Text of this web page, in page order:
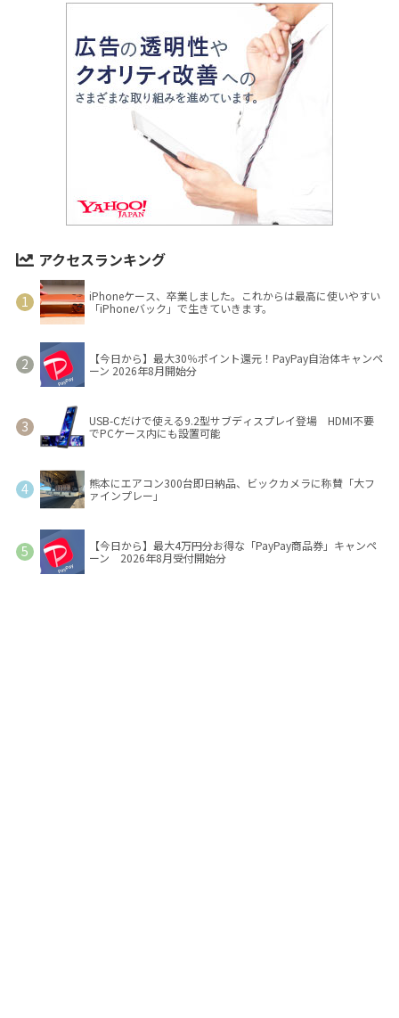
アクセスランキング
iPhoneケース、卒業しました。これからは最高に使いやすい
「iPhoneバック」で生きていきます。
【今日から】最大30％ポイント還元！PayPay自治体キャンペ
ーン 2026年8月開始分
USB-Cだけで使える9.2型サブディスプレイ登場 HDMI不要
でPCケース内にも設置可能
熊本にエアコン300台即日納品、ビックカメラに称賛「大フ
ァインプレー」
【今日から】最大4万円分お得な「PayPay商品券」キャンペ
ーン 2026年8月受付開始分